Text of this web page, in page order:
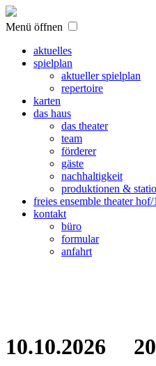
Menü öffnen
aktuelles
spielplan
aktueller spielplan
repertoire
karten
das haus
das theater
team
förderer
gäste
nachhaltigkeit
produktionen &
freies ensemble theater hof/
kontakt
büro
formular
anfahrt
10.10.2026